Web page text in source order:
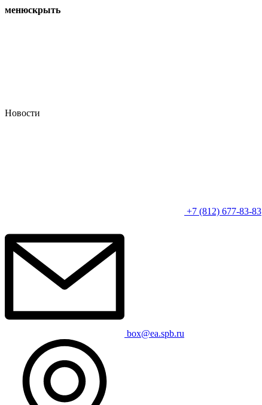
менюскрыть
Новости
+7 (812) 677-83-83
box@ea.spb.ru